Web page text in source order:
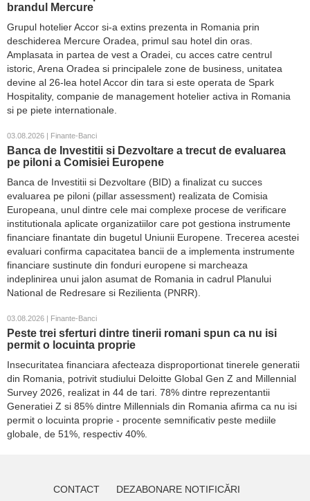
brandul Mercure
Grupul hotelier Accor si-a extins prezenta in Romania prin
deschiderea Mercure Oradea, primul sau hotel din oras.
Amplasata in partea de vest a Oradei, cu acces catre centrul
istoric, Arena Oradea si principalele zone de business, unitatea
devine al 26-lea hotel Accor din tara si este operata de Spark
Hospitality, companie de management hotelier activa in Romania
si pe piete internationale.
03.08.2026 | Finante-Banci
Banca de Investitii si Dezvoltare a trecut de evaluarea
pe piloni a Comisiei Europene
Banca de Investitii si Dezvoltare (BID) a finalizat cu succes
evaluarea pe piloni (pillar assessment) realizata de Comisia
Europeana, unul dintre cele mai complexe procese de verificare
institutionala aplicate organizatiilor care pot gestiona instrumente
financiare finantate din bugetul Uniunii Europene. Trecerea acestei
evaluari confirma capacitatea bancii de a implementa instrumente
financiare sustinute din fonduri europene si marcheaza
indeplinirea unui jalon asumat de Romania in cadrul Planului
National de Redresare si Rezilienta (PNRR).
03.08.2026 | Finante-Banci
Peste trei sferturi dintre tinerii romani spun ca nu isi
permit o locuinta proprie
Insecuritatea financiara afecteaza disproportionat tinerele generatii
din Romania, potrivit studiului Deloitte Global Gen Z and Millennial
Survey 2026, realizat in 44 de tari. 78% dintre reprezentantii
Generatiei Z si 85% dintre Millennials din Romania afirma ca nu isi
permit o locuinta proprie - procente semnificativ peste mediile
globale, de 51%, respectiv 40%.
CONTACT DEZABONARE NOTIFICĂRI